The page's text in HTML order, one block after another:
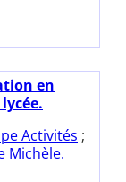
en
Activités ;
Michèle.